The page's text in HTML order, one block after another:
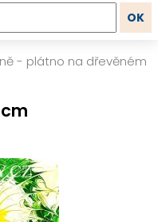
- plátno na dřevěném